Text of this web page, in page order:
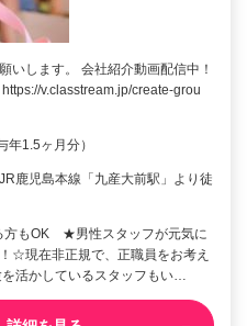
いします。 会社紹介動画配信中！
v.classtream.jp/create-grou
年1.5ヶ月分）
鹿児島本線「九産大前駅」より徒
方もOK ★男性スタッフが元気に
☆現在非正規で、正職員をお考え
活かしているスタッフもい…